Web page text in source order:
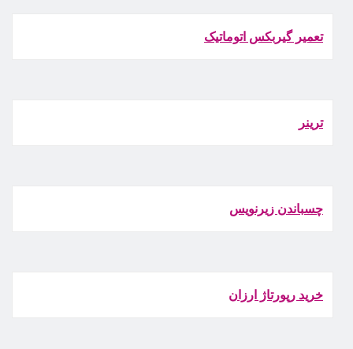
تعمیر گیربکس اتوماتیک
ترينر
چسباندن زيرنويس
خرید رپورتاژ ارزان